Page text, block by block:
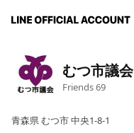
むつ市議会
Friends69
青森県 むつ市 中央1-8-1